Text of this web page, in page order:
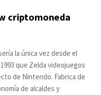
criptomoneda
la única vez desde el
que Zelda videojuegos
de Nintendo. Fabrica de
de alcaldes y